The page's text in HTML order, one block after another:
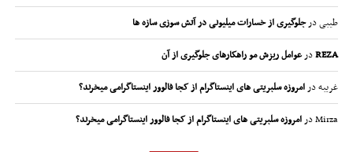
طیبیدرجلوگیری از خسارات میلیونی در آتش سوزی سازه ها
REZAدرعوامل ریزش مو راهکارهای جلوگیری از آن
غریبهدرامروزه سلبریتی های اینستاگرام از کجا فالوور اینستاگرامی میخرند؟
Mirzaدرامروزه سلبریتی های اینستاگرام از کجا فالوور اینستاگرامی میخرند؟